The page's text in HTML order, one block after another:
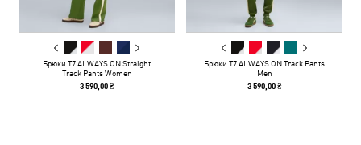
Брюки T7 ALWAYS ON Straight
Track Pants Women
3 590,00 ₴
Брюки T7 ALWAYS ON Track Pants
Men
3 590,00 ₴